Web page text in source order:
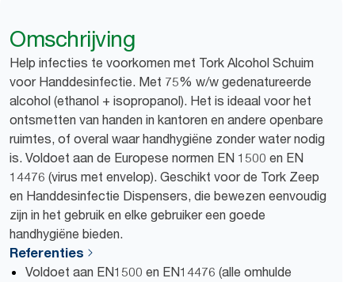
Omschrijving
Help infecties te voorkomen met Tork Alcohol Schuim
voor Handdesinfectie. Met 75% w/w gedenatureerde
alcohol (ethanol + isopropanol). Het is ideaal voor het
ontsmetten van handen in kantoren en andere openbare
ruimtes, of overal waar handhygiëne zonder water nodig
is. Voldoet aan de Europese normen EN 1500 en EN
14476 (virus met envelop). Geschikt voor de Tork Zeep
en Handdesinfectie Dispensers, die bewezen eenvoudig
zijn in het gebruik en elke gebruiker een goede
handhygiëne bieden.
Referenties
Voldoet aan EN1500 en EN14476 (alle omhulde